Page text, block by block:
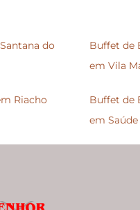
do
Buffet de
em Vila
Riacho
Buffet de
em Saúde